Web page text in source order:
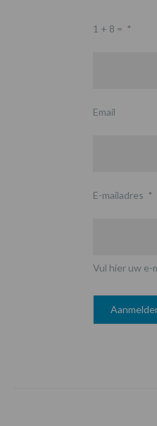
1 + 8 = *
Email
E-mailadres *
Vul hier uw e-